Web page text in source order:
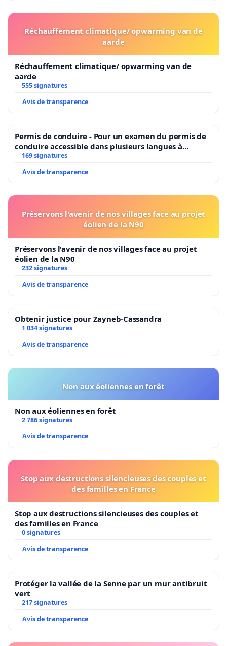
Réchauffement climatique/ opwarming van de
aarde
Réchauffement climatique/ opwarming van de
aarde
555 signatures
Avis de transparence
Permis de conduire - Pour un examen du permis de
conduire accessible dans plusieurs langues à
Bruxelles
169 signatures
Avis de transparence
Préservons l'avenir de nos villages face au projet
éolien de la N90
Préservons l'avenir de nos villages face au projet
éolien de la N90
232 signatures
Avis de transparence
Obtenir justice pour Zayneb-Cassandra
1 034 signatures
Avis de transparence
Non aux éoliennes en forêt
Non aux éoliennes en forêt
2 786 signatures
Avis de transparence
Stop aux destructions silencieuses des couples et
des familles en France
Stop aux destructions silencieuses des couples et
des familles en France
0 signatures
Avis de transparence
Protéger la vallée de la Senne par un mur antibruit
vert
217 signatures
Avis de transparence